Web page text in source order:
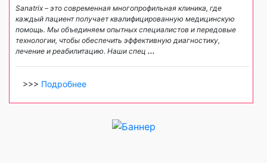
Sanatrix – это современная многопрофильная клиника, где
каждый пациент получает квалифицированную медицинскую
помощь. Мы объединяем опытных специалистов и передовые
технологии, чтобы обеспечить эффективную диагностику,
лечение и реабилитацию. Наши спец ...
>>> Подробнее